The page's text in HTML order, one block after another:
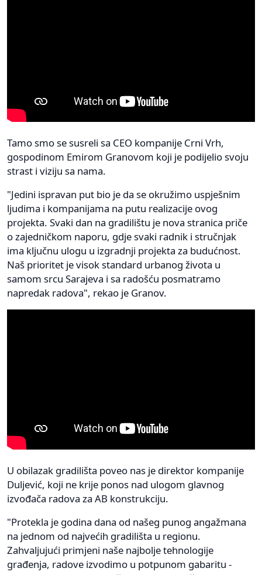
Tamo smo se susreli sa CEO kompanije Crni Vrh,
gospodinom Emirom Granovom koji je podijelio svoju
strast i viziju sa nama.
"Jedini ispravan put bio je da se okružimo uspješnim
ljudima i kompanijama na putu realizacije ovog
projekta. Svaki dan na gradilištu je nova stranica priče
o zajedničkom naporu, gdje svaki radnik i stručnjak
ima ključnu ulogu u izgradnji projekta za budućnost.
Naš prioritet je visok standard urbanog života u
samom srcu Sarajeva i sa radošću posmatramo
napredak radova", rekao je Granov.
U obilazak gradilišta poveo nas je direktor kompanije
Duljević, koji ne krije ponos nad ulogom glavnog
izvođača radova za AB konstrukciju.
"Protekla je godina dana od našeg punog angažmana
na jednom od najvećih gradilišta u regionu.
Zahvaljujući primjeni naše najbolje tehnologije
građenja, radove izvodimo u potpunom gabaritu -